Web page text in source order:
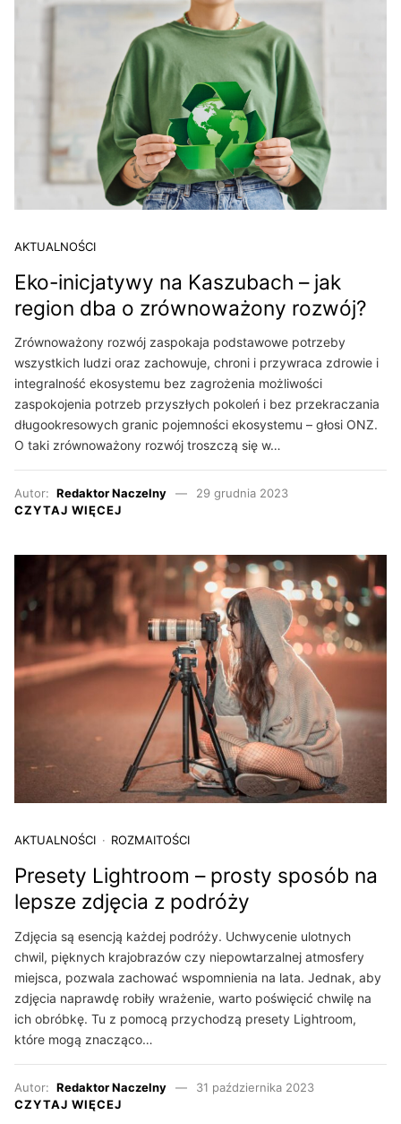
AKTUALNOŚCI
Eko-inicjatywy na Kaszubach – jak
region dba o zrównoważony rozwój?
Zrównoważony rozwój zaspokaja podstawowe potrzeby
wszystkich ludzi oraz zachowuje, chroni i przywraca zdrowie i
integralność ekosystemu bez zagrożenia możliwości
zaspokojenia potrzeb przyszłych pokoleń i bez przekraczania
długookresowych granic pojemności ekosystemu – głosi ONZ.
O taki zrównoważony rozwój troszczą się w…
Autor: Redaktor Naczelny
29 grudnia 2023
CZYTAJ WIĘCEJ
AKTUALNOŚCI ROZMAITOŚCI
Presety Lightroom – prosty sposób na
lepsze zdjęcia z podróży
Zdjęcia są esencją każdej podróży. Uchwycenie ulotnych
chwil, pięknych krajobrazów czy niepowtarzalnej atmosfery
miejsca, pozwala zachować wspomnienia na lata. Jednak, aby
zdjęcia naprawdę robiły wrażenie, warto poświęcić chwilę na
ich obróbkę. Tu z pomocą przychodzą presety Lightroom,
które mogą znacząco…
Autor: Redaktor Naczelny
31 października 2023
CZYTAJ WIĘCEJ